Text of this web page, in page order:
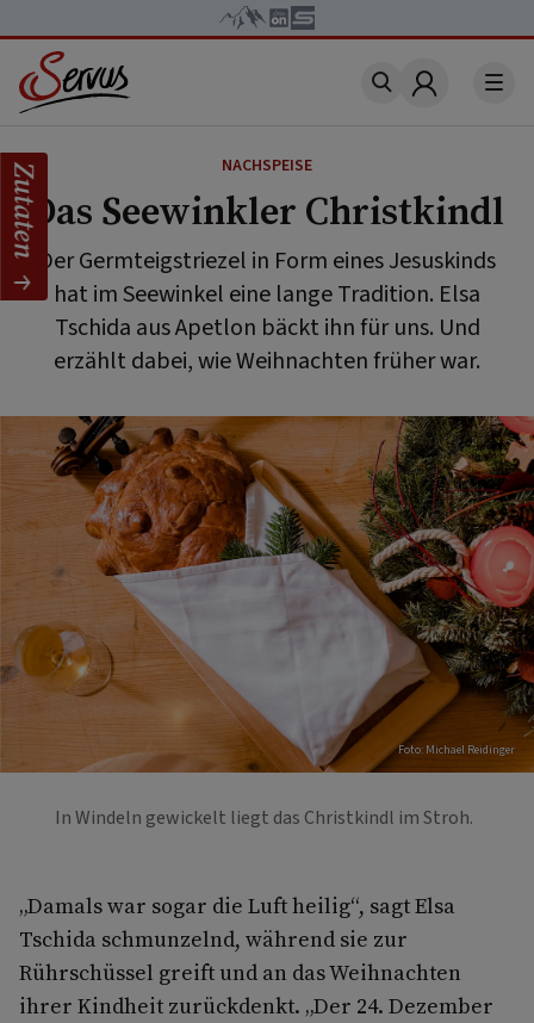
Account
NACHSPEISE
Das Seewinkler Christkindl
Der Germteigstriezel in Form eines Jesuskinds
hat im Seewinkel eine lange Tradition. Elsa
Tschida aus Apetlon bäckt ihn für uns. Und
erzählt dabei, wie Weihnachten früher war.
Foto: Michael Reidinger
In Windeln gewickelt liegt das Christkindl im Stroh.
„Damals war sogar die Luft heilig“, sagt Elsa
Tschida schmunzelnd, während sie zur
Rührschüssel greift und an das Weihnachten
ihrer Kindheit zurückdenkt. „Der 24. Dezember
Zutaten